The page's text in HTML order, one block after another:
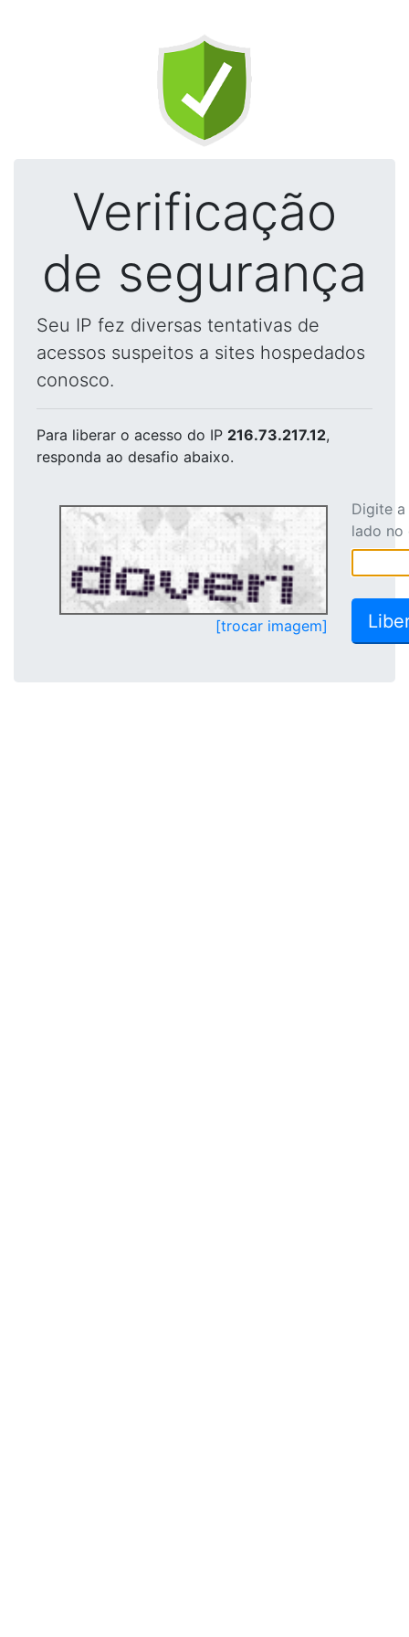
Verificação
de segurança
Seu IP fez diversas tentativas de
acessos suspeitos a sites hospedados
conosco.
Para liberar o acesso do IP 216.73.217.12,
responda ao desafio abaixo.
[trocar imagem]
Digite
lado no